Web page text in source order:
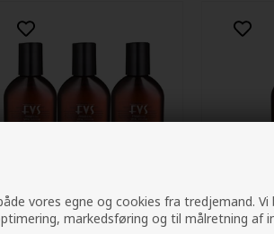
vores egne og cookies fra tredjemand. Vi
markedsføring og til målretning af
Frisørens Vital System